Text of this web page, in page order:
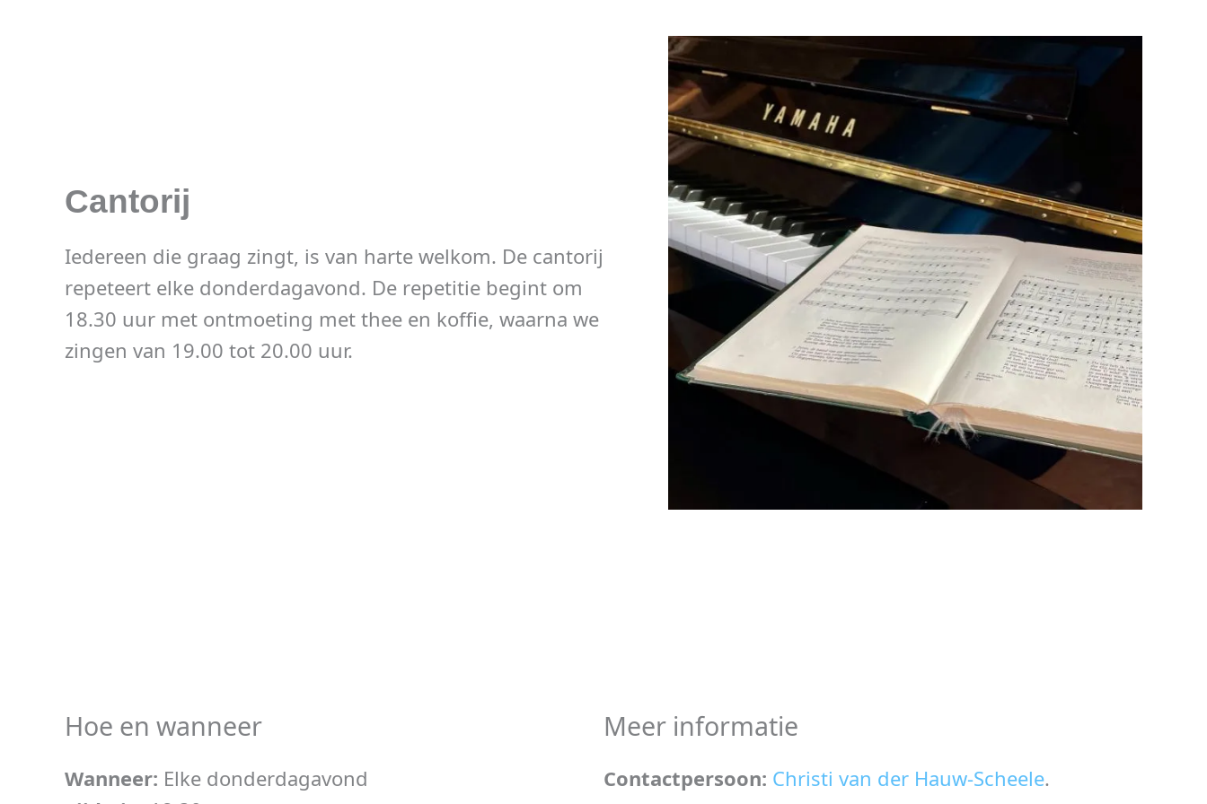
Cantorij
Iedereen die graag zingt, is van harte welkom. De cantorij
repeteert elke donderdagavond. De repetitie begint om
18.30 uur met ontmoeting met thee en koffie, waarna we
zingen van 19.00 tot 20.00 uur.
Hoe en wanneer
Wanneer: Elke donderdagavond
Meer informatie
Contactpersoon: Christi van der Hauw-Scheele.